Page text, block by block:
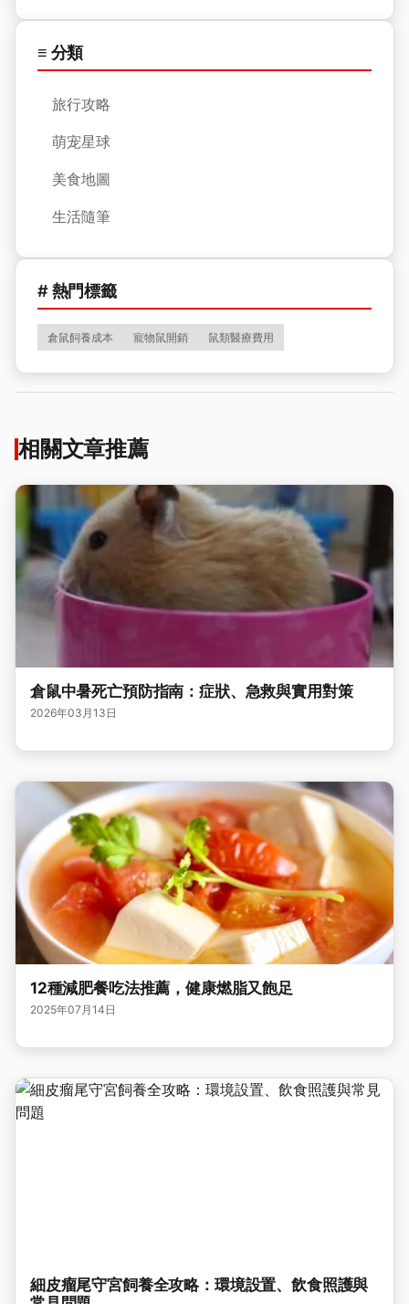
≡ 分類
旅行攻略
萌宠星球
美食地圖
生活隨筆
# 熱門標籤
倉鼠飼養成本 寵物鼠開銷 鼠類醫療費用
相關文章推薦
倉鼠中暑死亡預防指南：症狀、急救與實用對策
2026年03月13日
12種減肥餐吃法推薦，健康燃脂又飽足
2025年07月14日
細皮瘤尾守宮飼養全攻略：環境設置、飲食照護與